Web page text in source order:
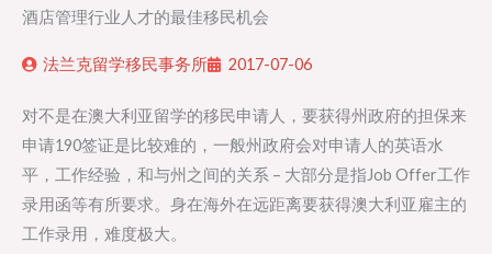
酒店管理行业人才的最佳移民机会
法兰克留学移民事务所 2017-07-06
对不是在澳大利亚留学的移民申请人，要获得州政府的担保来
申请190签证是比较难的，一般州政府会对申请人的英语水
平，工作经验，和与州之间的关系 – 大部分是指Job Offer工作
录用函等有所要求。身在海外在远距离要获得澳大利亚雇主的
工作录用，难度极大。